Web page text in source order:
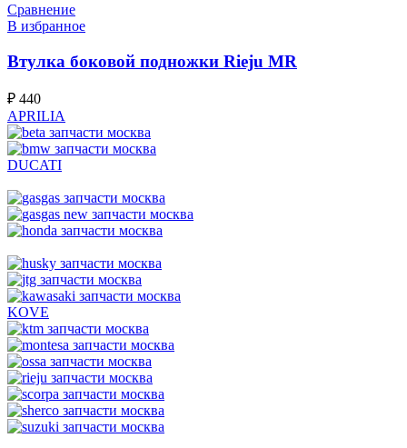
Сравнение
В избранное
Втулка боковой подножки Rieju MR
₽ 440
APRILIA
DUCATI
KOVE